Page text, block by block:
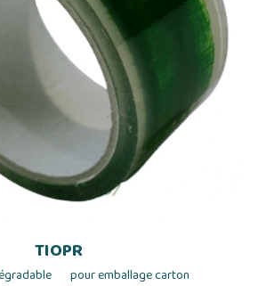
TIOPR
pour emballage carton